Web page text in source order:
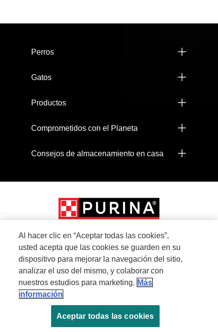
Perros
Gatos
Productos
Comprometidos con el Planeta
Consejos de almacenamiento en casa
Menu Footer Secundario Proplan
All Nestlé Purina trademarks owned by Société des Produits Nestlé S.A., Vevey,
Switzerland or are used with permission.
Políticas sobre cookies Términos de privacidad
Al hacer clic en “Aceptar todas las cookies”,
usted acepta que las cookies se guarden en su
dispositivo para mejorar la navegación del sitio,
analizar el uso del mismo, y colaborar con
nuestros estudios para marketing. Más
información
Aceptar todas las cookies